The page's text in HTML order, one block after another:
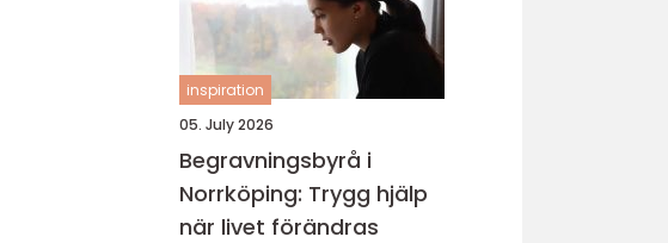
inspiration
05. July 2026
Begravningsbyrå i
Norrköping: Trygg hjälp
när livet förändras